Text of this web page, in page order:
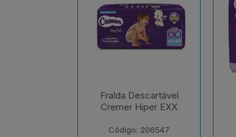
Fralda Descartável
Cremer Shortinho
Código: 208139